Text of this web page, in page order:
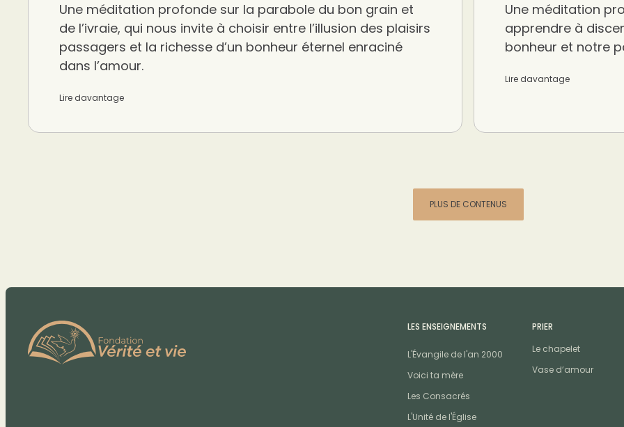
Une méditation profonde sur la parabole du bon grain et
de l’ivraie, qui nous invite à choisir entre l’illusion des plaisirs
passagers et la richesse d’un bonheur éternel enraciné
dans l’amour.
Lire davantage
Une méditation
apprendre à
bonheur et notre
Lire davantage
PLUS DE CONTENUS
LES ENSEIGNEMENTS
L'Évangile de l'an 2000
Voici ta mère
Les Consacrés
L'Unité de l'Église
PRIER
Le chapelet
Vase d’amour